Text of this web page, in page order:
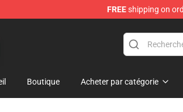
FREEshipping on
Boutique Acheter par catégorie